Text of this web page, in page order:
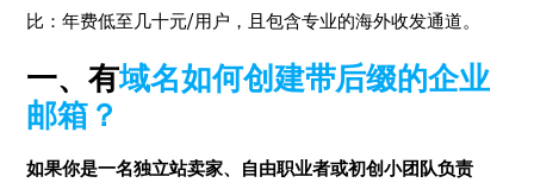
比：年费低至几十元/用户，且包含专业的海外收发通道。
一、有域名如何创建带后缀的企业
邮箱？
如果你是一名独立站卖家、自由职业者或初创小团队负责